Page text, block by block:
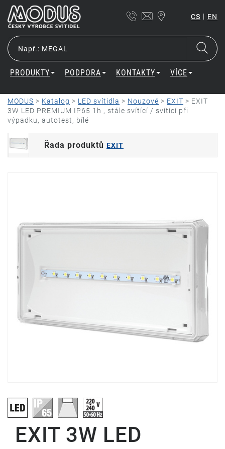
CS | EN
PRODUKTY PODPORA KONTAKTY VÍCE
MODUS > Katalog > LED svítidla > Nouzové > EXIT > EXIT
3W LED PREMIUM IP65 1h , stále svítící / svítící při
výpadku, autotest, bílé
Řada produktů EXIT
EXIT 3W LED